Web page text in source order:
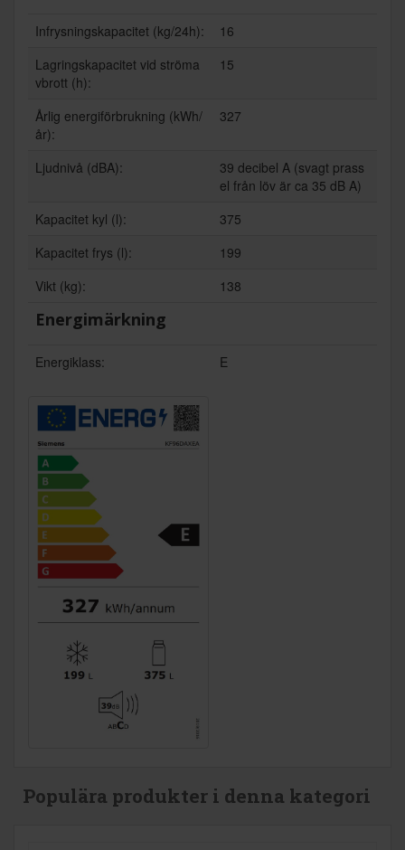
Infrysningskapacitet (kg/24h):
16
Lagringskapacitet vid ströma
vbrott (h):
15
Årlig energiförbrukning (kWh/
år):
327
Ljudnivå (dBA):
39 decibel A (svagt prass
el från löv är ca 35 dB A)
Kapacitet kyl (l):
375
Kapacitet frys (l):
199
Vikt (kg):
138
Energimärkning
Energiklass: E
Populära produkter i denna kategori